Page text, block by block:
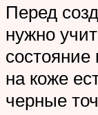
Перед
нужно
состояние
на коже
черные